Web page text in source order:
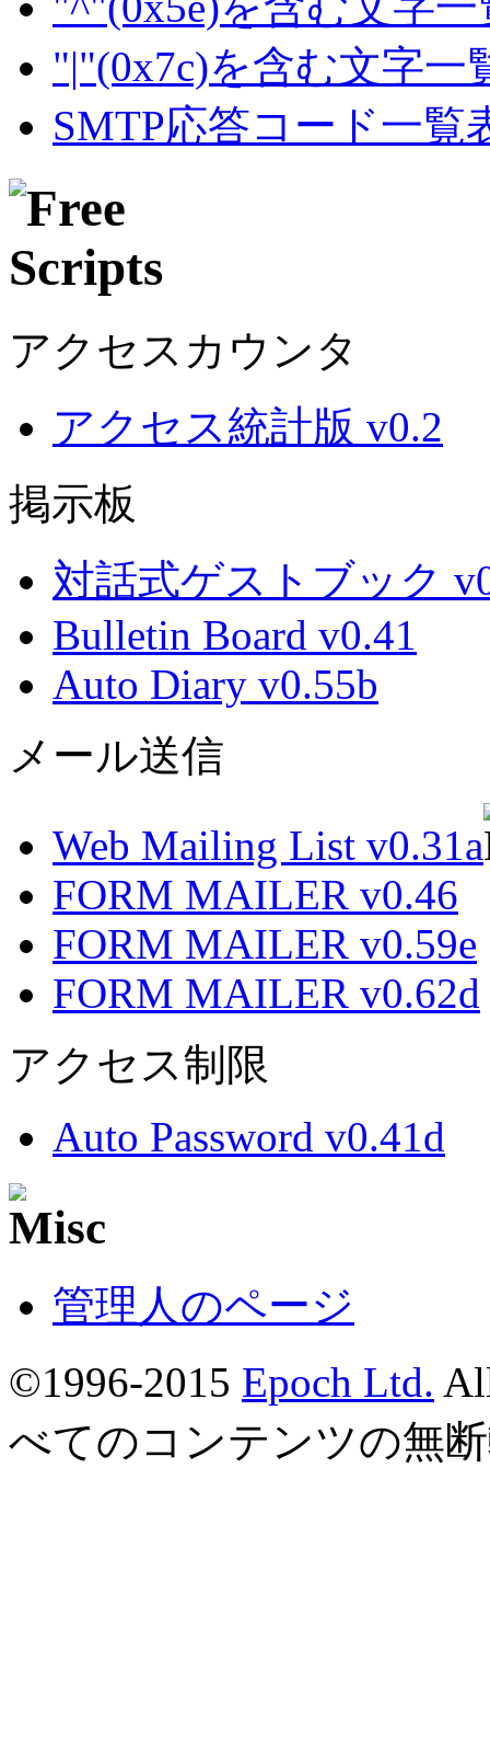
"|"(0x7c)を含む文字一
SMTP応答コード一覧
アクセスカウンタ
アクセス統計版 v0.2
掲示板
対話式ゲストブック
Bulletin Board v0.41
Auto Diary v0.55b
メール送信
Web Mailing List v0.31a
FORM MAILER v0.46
FORM MAILER v0.59e
FORM MAILER v0.62d
アクセス制限
Auto Password v0.41d
管理人のページ
©1996-2015 Epoch Ltd.
べてのコンテンツの無